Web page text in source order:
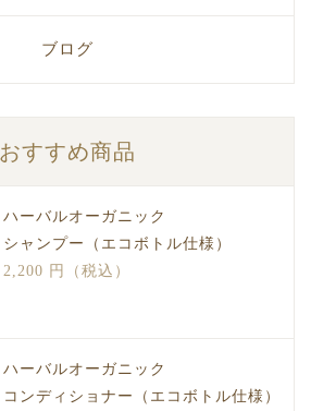
ブログ
おすすめ商品
ハーバルオーガニック
シャンプー（エコボトル仕様）
2,200 円（税込）
ハーバルオーガニック
コンディショナー（エコボトル仕様）